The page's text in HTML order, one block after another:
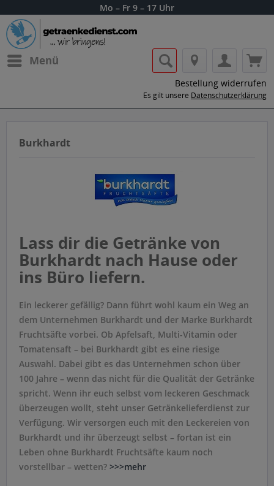
Mo – Fr 9 – 17 Uhr
Menü
Bestellung widerrufen
Es gilt unsere Datenschutzerklärung
Burkhardt
Lass dir die Getränke von
Burkhardt nach Hause oder
ins Büro liefern.
Ein leckerer gefällig? Dann führt wohl kaum ein Weg an
dem Unternehmen Burkhardt und der Marke Burkhardt
Fruchtsäfte vorbei. Ob Apfelsaft, Multi-Vitamin oder
Tomatensaft – bei Burkhardt gibt es eine riesige
Auswahl. Dabei gibt es das Unternehmen schon über
100 Jahre – wenn das nicht für die Qualität der Getränke
spricht. Wenn ihr euch selbst vom leckeren Geschmack
überzeugen wollt, steht unser Getränkelieferdienst zur
Verfügung. Wir versorgen euch mit den Leckereien von
Burkhardt und ihr überzeugt selbst – fortan ist ein
Leben ohne Burkhardt Fruchtsäfte kaum noch
vorstellbar – wetten? >>>mehr